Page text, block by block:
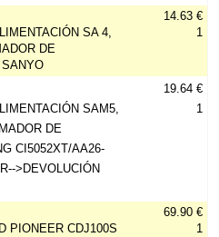
SA 4,
DE
14.63 €
1
SAM5,
DE
CI5052XT/AA26-
>DEVOLUCIÓN
19.64 €
1
PIONEER CDJ100S
69.90 €
1